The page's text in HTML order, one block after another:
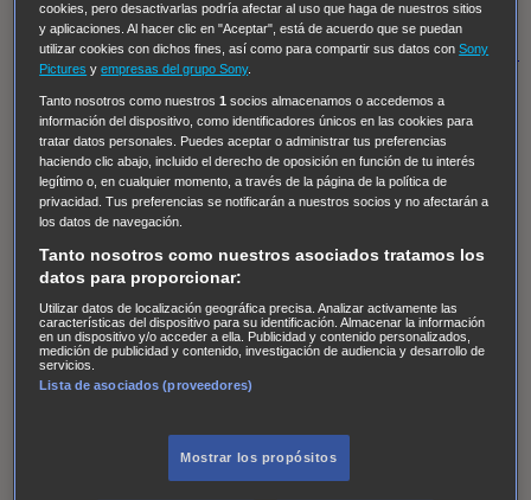
y Lola
High Country
Los casos de Susan Ryeland:
Moonflower Murders Twisted Metal Mentes Criminales:
Hailey Dean Without Sin: Libre de Culpa Morbius
NCIS: Nueva Orleans Pandora En fuera de juego
The Shield: Al margen de la ley Duplicated Preacher
The Killing Kind Intersecciones DOC Bite Club
Circuito cerrado
Alert: Unidad
de personas desaparecidas
Ladrón de guante blanco Hannibal Daños y Perjuicios
AXN Masters of Sex Three PinesAccused Carter
Nevers
Magpie Murders Blindspot Coyote
Reckoning: Ajuste de Cuentas
cookies, pero desactivarlas podría afectar al uso que haga de nuestros sitios
y aplicaciones. Al hacer clic en "Aceptar", está de acuerdo que se puedan
utilizar cookies con dichos fines, así como para compartir sus datos conSony
Pictures yempresas del grupo Sony.
Tanto nosotros como nuestros1 socios almacenamos o accedemos a
información del dispositivo, como identificadores únicos en las cookies para
tratar datos personales. Puedes aceptar o administrar tus preferencias
haciendo clic abajo, incluido el derecho de oposición en función de tu interés
legítimo o, en cualquier momento, a través de la página de la política de
privacidad. Tus preferencias se notificarán a nuestros socios y no afectarán a
los datos de navegación.
Tanto nosotros como nuestros asociados tratamos los
datos para proporcionar:
Utilizar datos de localización geográfica precisa. Analizar activamente las
características del dispositivo para su identificación. Almacenar la información
en un dispositivo y/o acceder a ella. Publicidad y contenido personalizados,
medición de publicidad y contenido, investigación de audiencia y desarrollo de
servicios.
Lista de asociados (proveedores)
Mostrar los propósitos